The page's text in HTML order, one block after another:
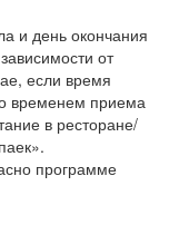
и день окончания
от
если время
временем приема
в ресторане/
программе